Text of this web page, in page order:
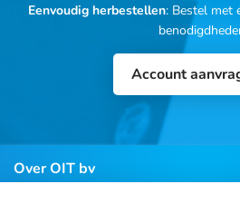
Eenvoudig herbestellen: Bestel met
Account
Over OIT bv